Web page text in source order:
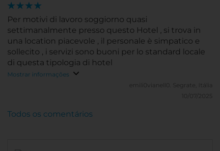
hotel dove ritornerò spesso per lavoro.
Per motivi di lavoro soggiorno quasi
settimanalmente presso questo Hotel , si trova in
una location piacevole , il personale è simpatico e
sollecito , i servizi sono buoni per lo standard locale
di questa tipologia di hotel
Mostrar informações
emili0vianell0.
Segrate, Itália
10/07/2025
Todos os comentários